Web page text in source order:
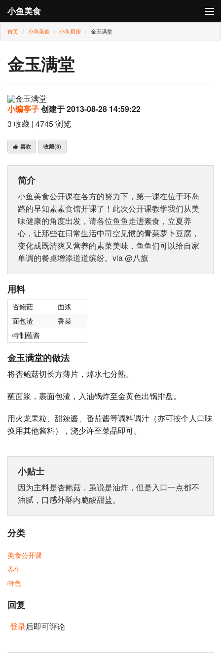
小鱼美食
登录
小鱼厨房
首页 小鱼美食 小鱼厨房 金玉满堂
金玉满堂
小编亭子创建于 2013-08-28 14:59:22
3 收藏 | 4745 浏览
喜欢 收藏(3)
简介
小鱼美食公开课在各方的努力下，第一课在位于环岛
路的早知素素食馆开课了！此次公开课教学我们从美
味健康的角度出发，请各位鱼鱼走进素食，立夏养
心，让那些在日常生活中司空见惯的青菜萝卜豆腐，
变化成既清爽又营养的素菜美味，鱼鱼们可以给自家
单调的餐桌增添道道缤纷。via @八旗
用料
杏鲍菇
面浆
面包渣
香菜
特制蘸酱
金玉满堂的做法
将杏鲍菇切长方薄片，焯水七分熟。
蘸面浆，裹面包渣，入油锅炸至金黄色出锅排盘。
用火龙果粒、甜辣酱、番茄酱等调料调汁（亦可按个人口味
换用其他酱料），浇少许至菜品即可。
小贴士
因为主料是杏鲍菇，虽说是油炸，但是入口一点都不
油腻，口感外酥内脆酸甜盐。
分类
美食公开课
养生
特色
回复
登录后即可评论